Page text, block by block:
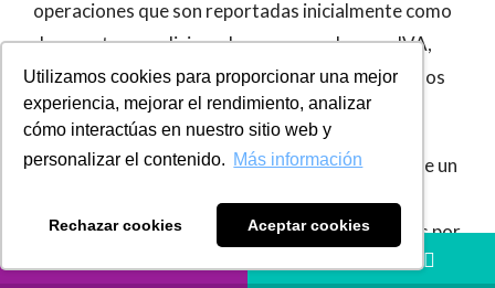
Utilizamos cookies para proporcionar una mejor
experiencia, mejorar el rendimiento, analizar
cómo interactúas en nuestro sitio web y
personalizar el contenido. Más información
Rechazar cookies Aceptar cookies
operaciones que son reportadas inicialmente como
descuentos condicionados no gravados con IVA,
pero resultan ser servicios de publicidad gravados
con IVA.
Frente al caso, la DIAN reclasificó los ingresos de un
contribuyente, pasando de no gravados por
descuentos condicionados, a ingresos gravados por
la prestación de servicios de publicidad. Esta